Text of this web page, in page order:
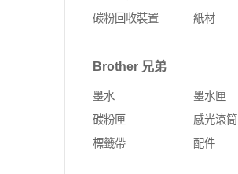
Enterprise
LaserJet Pro
LaserJet Enterprise
OfficeJet Pro
Fujifilm 富士軟片
AIMO 愛墨
熱感應標籤機
智慧型網路交換器
光纖收發器
電源供應器
VIVITEK 麗訊
碳粉回收裝置
紙材
Brother 兄弟
墨水
墨水匣
碳粉匣
感光滾筒
標籤帶
配件